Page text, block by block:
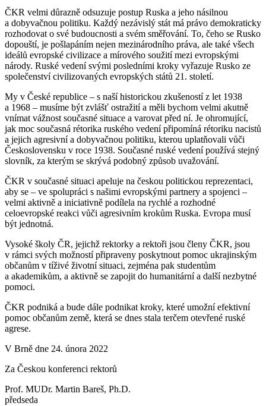
ČKR velmi důrazně odsuzuje postup Ruska a jeho násilnou
a dobyvačnou politiku. Každý nezávislý stát má právo demokraticky
rozhodovat o své budoucnosti a svém směřování. To, čeho se Rusko
dopouští, je pošlapáním nejen mezinárodního práva, ale také všech
ideálů evropské civilizace a mírového soužití mezi evropskými
národy. Ruské vedení svými posledními kroky vyřazuje Rusko ze
společenství civilizovaných evropských států 21. století.
My v České republice – s naší historickou zkušeností z let 1938
a 1968 – musíme být zvlášť ostražití a měli bychom velmi akutně
vnímat vážnost současné situace a varovat před ní. Je ohromující,
jak moc současná rétorika ruského vedení připomíná rétoriku nacistů
a jejich agresivní a dobyvačnou politiku, kterou uplatňovali vůči
Československu v roce 1938. Současné ruské vedení používá stejný
slovník, za kterým se skrývá podobný způsob uvažování.
ČKR v současné situaci apeluje na českou politickou reprezentaci,
aby se – ve spolupráci s našimi evropskými partnery a spojenci –
velmi aktivně a iniciativně podílela na rychlé a rozhodné
celoevropské reakci vůči agresivním krokům Ruska. Evropa musí
být jednotná.
Vysoké školy ČR, jejichž rektorky a rektoři jsou členy ČKR, jsou
v rámci svých možností připraveny poskytnout pomoc ukrajinským
občanům v tíživé životní situaci, zejména pak studentům
a akademikům, a aktivně se zapojit do humanitární a další nezbytné
pomoci.
ČKR podniká a bude dále podnikat kroky, které umožní efektivní
pomoc občanům země, která se dnes stala terčem otevřené ruské
agrese.
V Brně dne 24. února 2022
Za Českou konferenci rektorů
Prof. MUDr. Martin Bareš, Ph.D.
předseda